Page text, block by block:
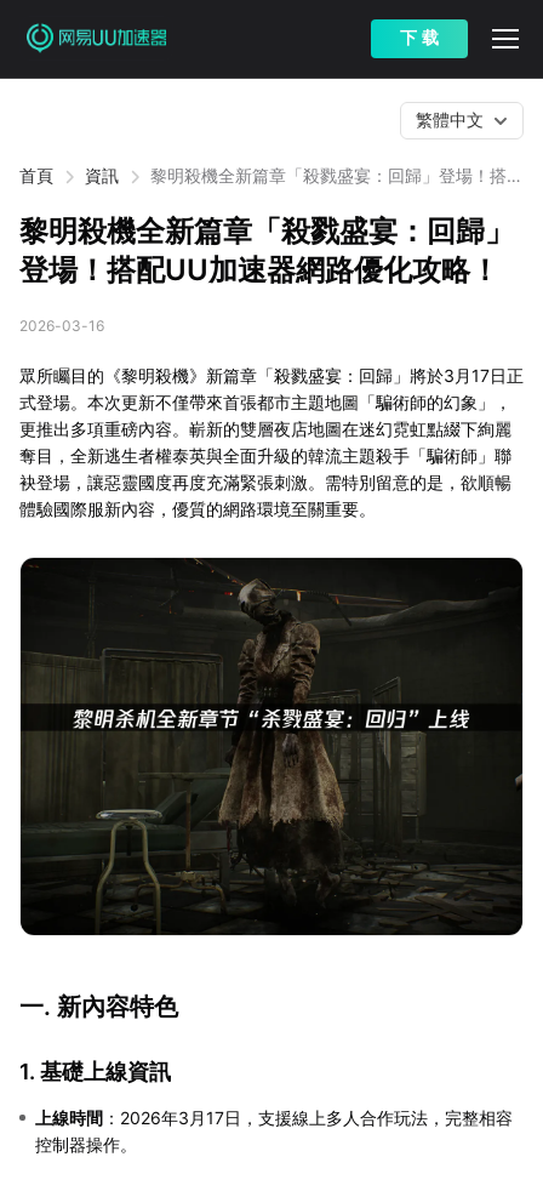
下 载
首頁 資訊
黎明殺機全新篇章「殺戮盛宴：回歸」登場！搭配
繁體中文
黎明殺機全新篇章「殺戮盛宴：回歸」
登場！搭配UU加速器網路優化攻略！
2026-03-16
眾所矚目的《黎明殺機》新篇章「殺戮盛宴：回歸」將於3月17日正
式登場。本次更新不僅帶來首張都市主題地圖「騙術師的幻象」，
更推出多項重磅內容。嶄新的雙層夜店地圖在迷幻霓虹點綴下絢麗
奪目，全新逃生者權泰英與全面升級的韓流主題殺手「騙術師」聯
袂登場，讓惡靈國度再度充滿緊張刺激。需特別留意的是，欲順暢
體驗國際服新內容，優質的網路環境至關重要。
一. 新內容特色
1. 基礎上線資訊
上線時間 ：2026年3月17日，支援線上多人合作玩法，完整相容
控制器操作。